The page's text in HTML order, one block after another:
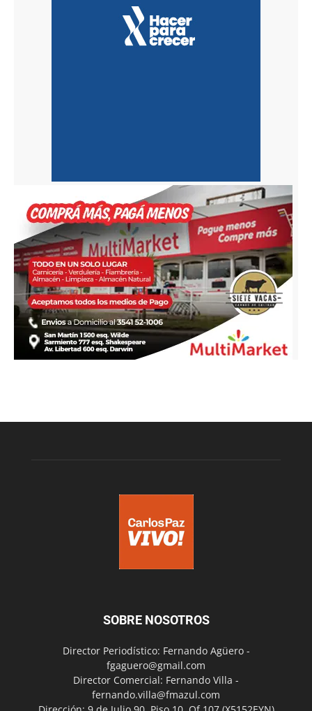
SOBRE NOSOTROS
Director Periodístico: Fernando Agüero -
fgaguero@gmail.com
Director Comercial: Fernando Villa -
fernando.villa@fmazul.com